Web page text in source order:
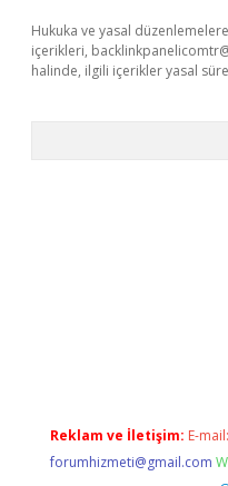
Hukuka ve yasal
içerikleri,
halinde, ilgili içerikler yasal
Reklam ve İletişim: E-mail:
forumhizmeti@gmail.com